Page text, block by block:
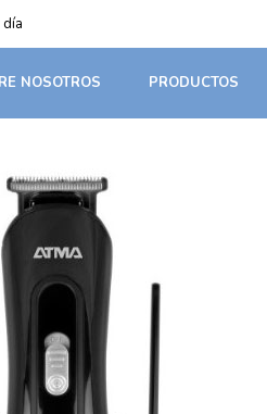
NOSOTROS PRODUCTOS